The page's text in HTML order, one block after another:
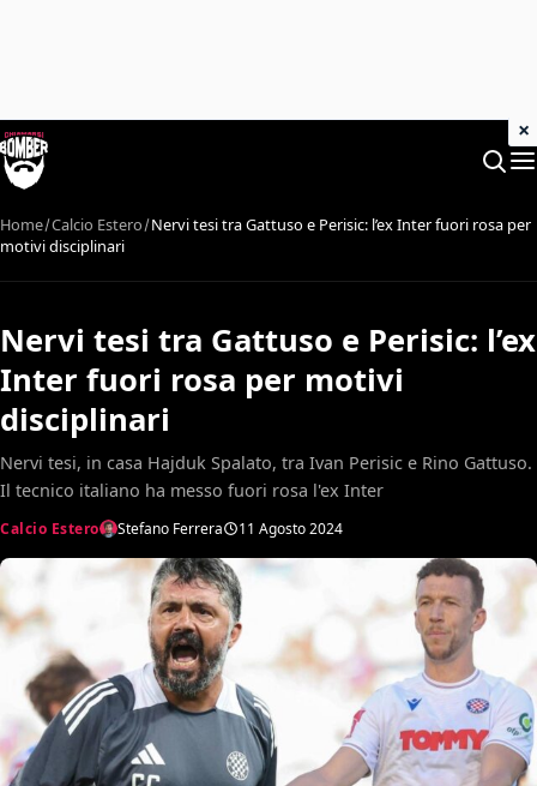
Home Calcio Estero Nervi tesi tra Gattuso e Perisic: l’ex Inter fuori rosa per
motivi disciplinari
Nervi tesi tra Gattuso e Perisic: l’ex
Inter fuori rosa per motivi
disciplinari
Nervi tesi, in casa Hajduk Spalato, tra Ivan Perisic e Rino Gattuso.
Il tecnico italiano ha messo fuori rosa l'ex Inter
Calcio Estero Stefano Ferrera 11 Agosto 2024
×